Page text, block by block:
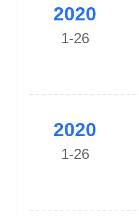
2020
1-26
2020
1-26